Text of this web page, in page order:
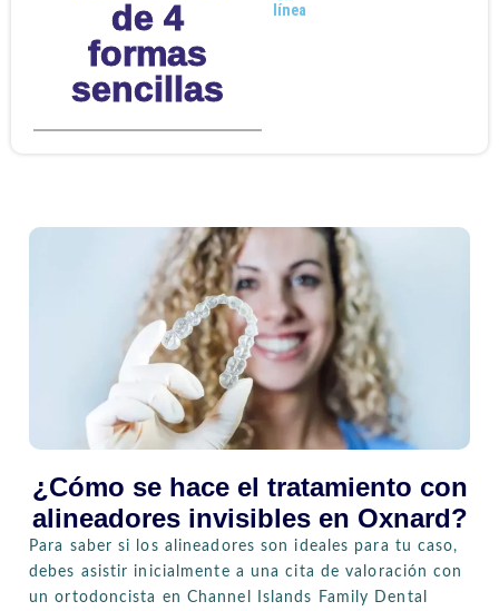
de 4
formas
sencillas
línea
¿Cómo se hace el tratamiento con
alineadores invisibles en Oxnard?
Para saber si los alineadores son ideales para tu caso,
debes asistir inicialmente a una cita de valoración con
un ortodoncista en Channel Islands Family Dental